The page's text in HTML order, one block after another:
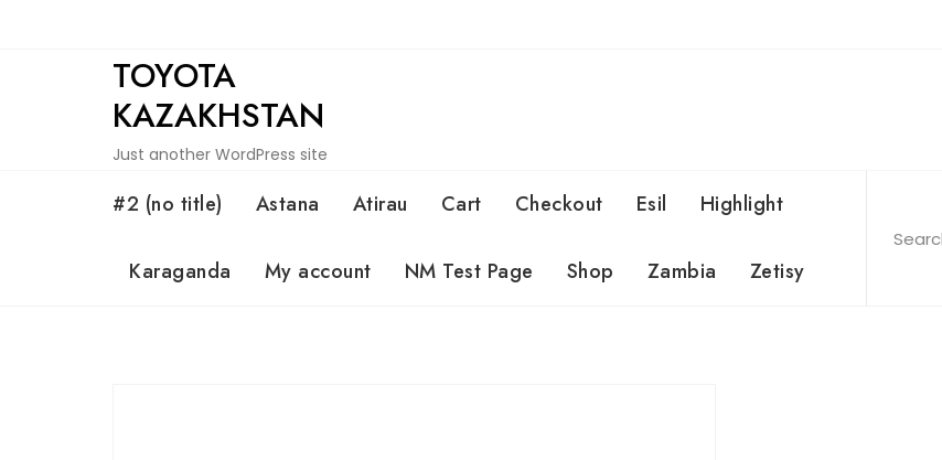
TOYOTA
KAZAKHSTAN
Just another WordPress site
#2 (no title) Astana Atirau Cart Checkout Esil Highlight
Karaganda My account NM Test Page Shop Zambia Zetisy